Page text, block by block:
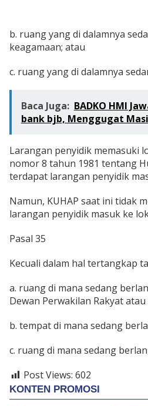
b. ruang yang di dalamnya
keagamaan; atau
c. ruang yang di dalamnya
Baca Juga: BADKO HMI
bank bjb, Menggugat
Larangan penyidik memasuki
nomor 8 tahun 1981 tentang
terdapat larangan penyidik
Namun, KUHAP saat ini tidak
larangan penyidik masuk ke
Pasal 35
Kecuali dalam hal tertangkap
a. ruang di mana sedang
Dewan Perwakilan Rakyat
b. tempat di mana sedang
c. ruang di mana sedang
Post Views: 602